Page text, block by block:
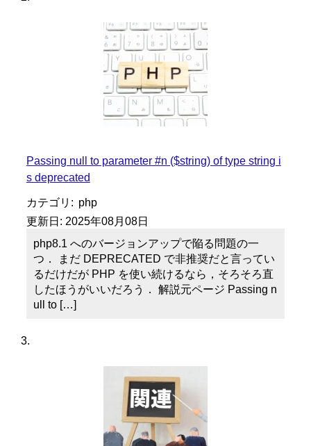
Passing null to parameter #n ($string) of type string i
s deprecated
カテゴリ: php
更新日: 2025年08月08日
php8.1 へのバージョンアップで陥る問題の一
つ． まだ DEPRECATED で非推奨だと言ってい
るだけだが PHP を使い続けるなら，そろそろ直
したほうがいいだろう． 解説元ページ Passing n
ull to […]